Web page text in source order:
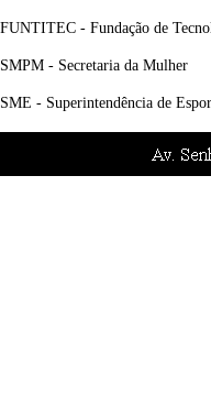
FUNTITEC - Fundação de
SMPM - Secretaria da Mulher
SME - Superintendência de